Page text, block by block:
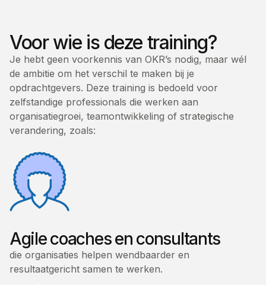
Voor wie is deze training?
Je hebt geen voorkennis van OKR’s nodig, maar wél
de ambitie om het verschil te maken bij je
opdrachtgevers. Deze training is bedoeld voor
zelfstandige professionals die werken aan
organisatiegroei, teamontwikkeling of strategische
verandering, zoals:
Agile coaches en consultants
die organisaties helpen wendbaarder en
resultaatgericht samen te werken.